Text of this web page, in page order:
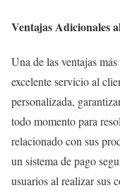
Ventajas Adicionales
Una de las ventajas
excelente servicio al
personalizada,
todo momento para
relacionado con sus
un sistema de pago
usuarios al realizar sus